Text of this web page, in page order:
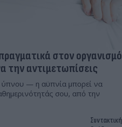
στον οργανισμό
την αντιμετωπίσεις
ύπνου — η αϋπνία μπορεί να
σου, από την
Συντακτική